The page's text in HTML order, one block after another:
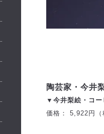
陶芸家・今井
▼今井梨絵・コ
価格： 5,922